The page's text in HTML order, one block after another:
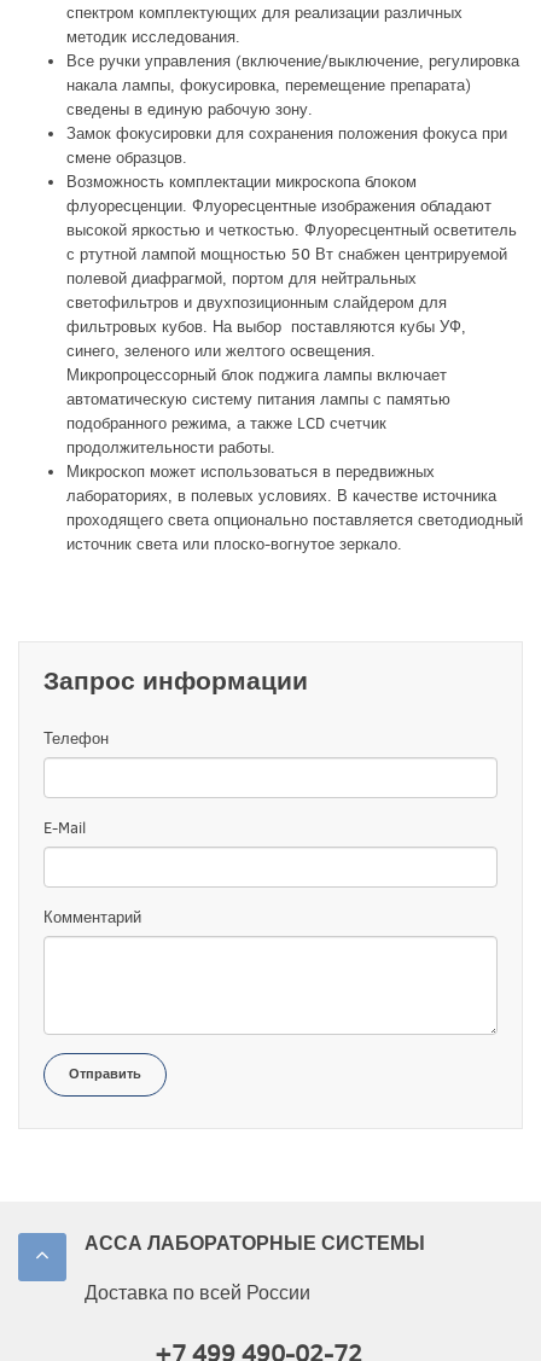
спектром комплектующих для реализации различных
методик исследования.
Все ручки управления (включение/выключение, регулировка
накала лампы, фокусировка, перемещение препарата)
сведены в единую рабочую зону.
Замок фокусировки для сохранения положения фокуса при
смене образцов.
Возможность комплектации микроскопа блоком
флуоресценции. Флуоресцентные изображения обладают
высокой яркостью и четкостью. Флуоресцентный осветитель
с ртутной лампой мощностью 50 Вт снабжен центрируемой
полевой диафрагмой, портом для нейтральных
светофильтров и двухпозиционным слайдером для
фильтровых кубов. На выбор поставляются кубы УФ,
синего, зеленого или желтого освещения.
Микропроцессорный блок поджига лампы включает
автоматическую систему питания лампы с памятью
подобранного режима, а также LCD счетчик
продолжительности работы.
Микроскоп может использоваться в передвижных
лабораториях, в полевых условиях. В качестве источника
проходящего света опционально поставляется светодиодный
источник света или плоско-вогнутое зеркало.
Запрос информации
Телефон
E-Mail
Комментарий
Отправить
АССА ЛАБОРАТОРНЫЕ СИСТЕМЫ
Доставка по всей России
+7 499 490-02-72